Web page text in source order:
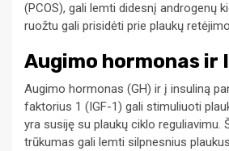
(PCOS), gali lemti didesnį androgenų
ruožtu gali prisidėti prie plaukų
Augimo hormonas ir
Augimo hormonas (GH) ir į insuliną
faktorius 1 (IGF-1) gali stimuliuoti
yra susiję su plaukų ciklo reguliavimu.
trūkumas gali lemti silpnesnius